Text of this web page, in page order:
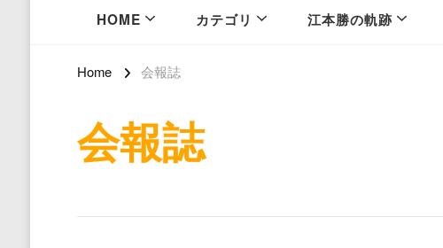
HOME カテゴリ 江本勝の軌跡
Home 会報誌
会報誌